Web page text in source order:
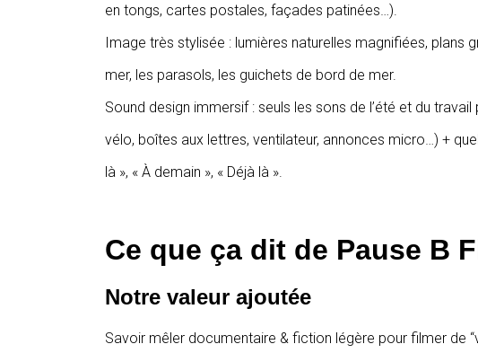
en tongs, cartes postales, façades patinées…).
Image très stylisée : lumières naturelles magnifiées, plans
mer, les parasols, les guichets de bord de mer.
Sound design immersif : seuls les sons de l’été et du
vélo, boîtes aux lettres, ventilateur, annonces micro…) +
là », « À demain », « Déjà là ».
Ce que ça dit de Pause B
Notre valeur ajoutée
Savoir mêler documentaire & fiction légère pour filmer de